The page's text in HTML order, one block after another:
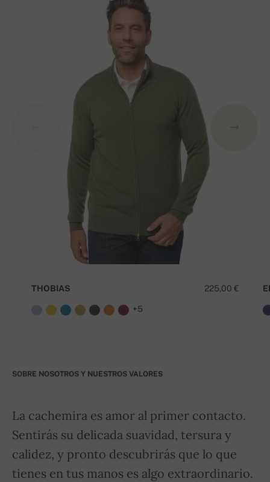
225,00 €
THOBIAS
+5
SOBRE NOSOTROS Y NUESTROS VALORES
La cachemira es amor al primer contacto.
Sentirás su delicada suavidad, tersura y
calidez, y pronto descubrirás que lo que
tienes en tus manos es algo extraordinario.